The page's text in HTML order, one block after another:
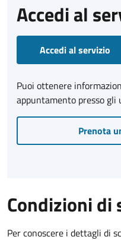
Accedi al
Accedi al servizio
Puoi ottenere
appuntamento presso gli
Prenota
Condizioni di
Per conoscere i dettagli di